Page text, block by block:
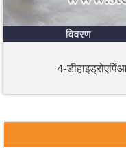
विवरण
4-